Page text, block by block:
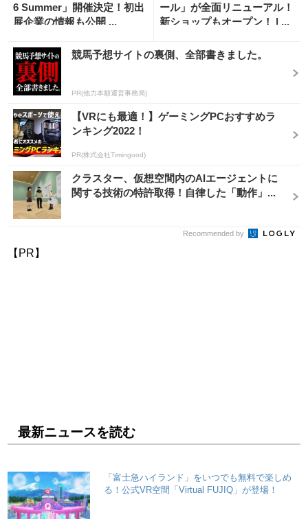
6 Summer」開催決定！初出
展企業の情報も公開 ...
ール」が全面リニューアル！
新ショップもオープン！ | ...
競馬予想サイトの裏側、全部書きました。
PR(他力本願運営事務局)
【VRにも最適！】ゲーミングPCおすすめラ
ンキング2022！
PR(株式会社Timingood)
クラスター、仮想空間内のAIエージェントに
関する技術の特許取得！自律した「動作」...
Recommended by
【PR】
最新ニュースを読む
「富士急ハイランド」をいつでも無料で楽しめ
る！公式VR空間「Virtual FUJIQ」が登場！